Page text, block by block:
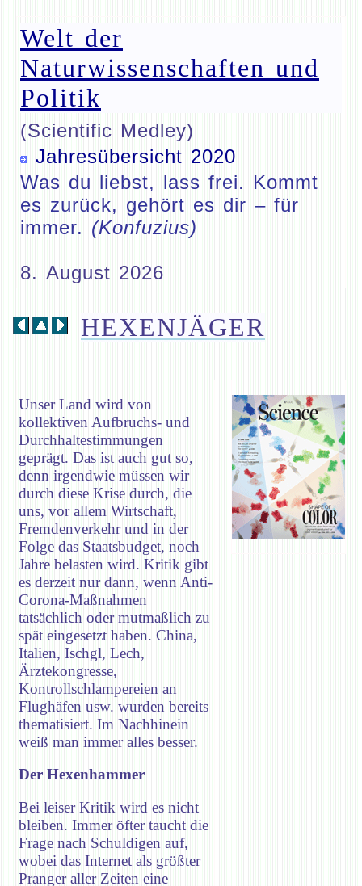
Welt der
Naturwissenschaften und
Politik
(Scientific Medley)
Jahresübersicht 2020
Was du liebst, lass frei. Kommt
es zurück, gehört es dir – für
immer. (Konfuzius)
8. August 2026
HEXENJÄGER
Unser Land wird von
kollektiven Aufbruchs- und
Durchhaltestimmungen
geprägt. Das ist auch gut so,
denn irgendwie müssen wir
durch diese Krise durch, die
uns, vor allem Wirtschaft,
Fremdenverkehr und in der
Folge das Staatsbudget, noch
Jahre belasten wird. Kritik gibt
es derzeit nur dann, wenn Anti-
Corona-Maßnahmen
tatsächlich oder mutmaßlich zu
spät eingesetzt haben. China,
Italien, Ischgl, Lech,
Ärztekongresse,
Kontrollschlampereien an
Flughäfen usw. wurden bereits
thematisiert. Im Nachhinein
weiß man immer alles besser.
Der Hexenhammer
Bei leiser Kritik wird es nicht
bleiben. Immer öfter taucht die
Frage nach Schuldigen auf,
wobei das Internet als größter
Pranger aller Zeiten eine